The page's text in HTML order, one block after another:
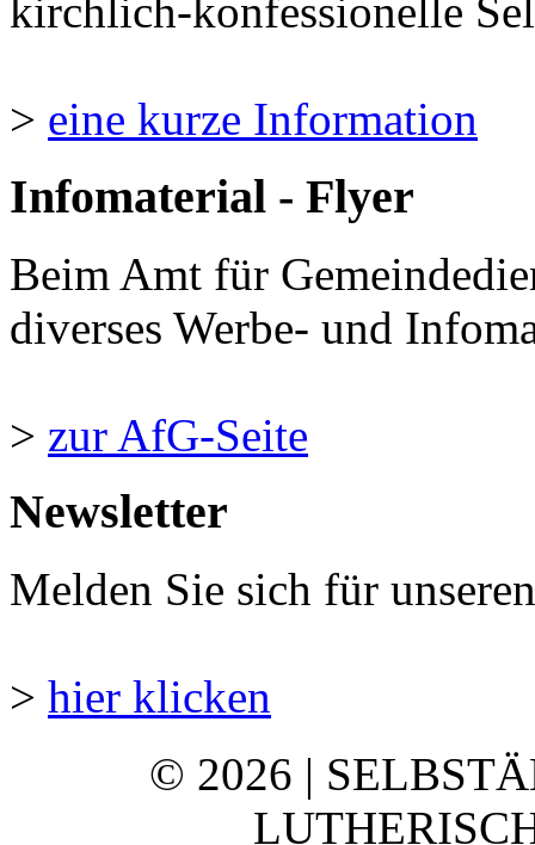
kirchlich-konfessionelle
> eine kurze Information
Infomaterial - Flyer
Beim Amt für
diverses Werbe- und
> zur AfG-Seite
Newsletter
Melden Sie sich für
> hier klicken
© 2026 |